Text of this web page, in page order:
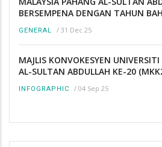
BERSEMPENA DENGAN TAHUN
GENERAL / 31 Dec 25
MAJLIS KONVOKESYEN
AL-SULTAN ABDULLAH KE-20
INFOGRAPHIC / 04 Sep 25